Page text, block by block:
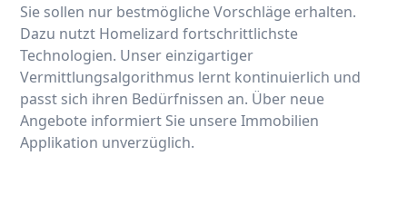
Sie sollen nur bestmögliche Vorschläge erhalten.
Dazu nutzt Homelizard fortschrittlichste
Technologien. Unser einzigartiger
Vermittlungsalgorithmus lernt kontinuierlich und
passt sich ihren Bedürfnissen an. Über neue
Angebote informiert Sie unsere Immobilien
Applikation unverzüglich.